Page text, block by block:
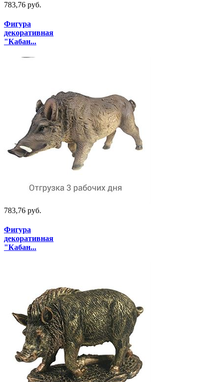
783,76 руб.
Фигура
декоративная
"Кабан...
783,76 руб.
Фигура
декоративная
"Кабан...